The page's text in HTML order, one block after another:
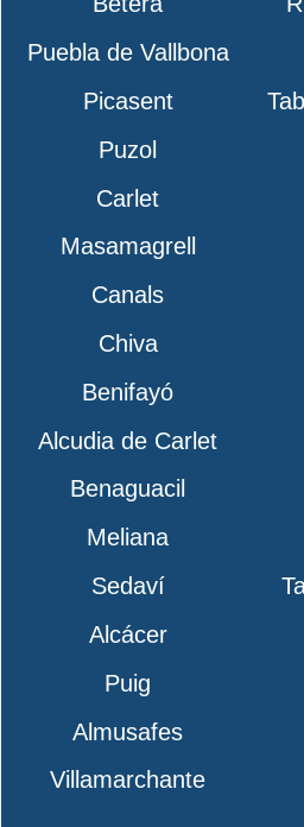
Puebla de Vallbona
Picasent
Puzol
Carlet
Masamagrell
Canals
Chiva
Benifayó
Alcudia de Carlet
Benaguacil
Meliana
Sedaví
Alcácer
Puig
Almusafes
Villamarchante